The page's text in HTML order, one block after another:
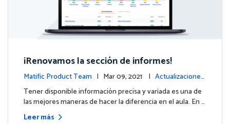
¡Renovamos la sección de informes!
Matific Product Team | Mar 09, 2021 | Actualizaciones
de la plataforma
Tener disponible información precisa y variada es una de
las mejores maneras de hacer la diferencia en el aula. En …
Leer más